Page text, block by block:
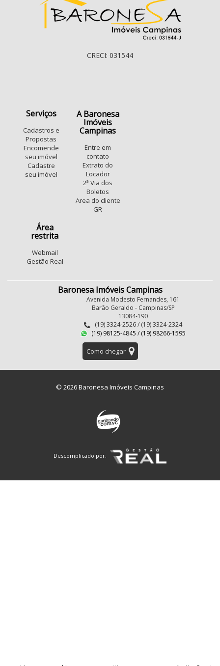
CRECI: 031544
Serviços
Cadastros e
Propostas
Encomende
seu imóvel
Cadastre
seu imóvel
A Baronesa
Imóveis
Campinas
Entre em
contato
Extrato do
Locador
2ª Via dos
Boletos
Area do cliente
GR
Área
restrita
Webmail
Gestão Real
Baronesa Imóveis Campinas
Avenida Modesto Fernandes, 161
Barão Geraldo - Campinas/SP
13084-190
(19) 3324-2526 / (19) 3324-2324
(19) 98125-4845 / (19) 98266-1595
Como chegar
© 2026 Baronesa Imóveis Campinas
Descomplicado por: